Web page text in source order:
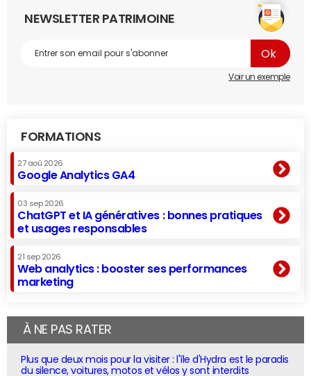
NEWSLETTER PATRIMOINE
Voir un exemple
FORMATIONS
27 aoû 2026
Google Analytics GA4
03 sep 2026
ChatGPT et IA génératives : bonnes pratiques
et usages responsables
21 sep 2026
Web analytics : booster ses performances
marketing
À NE PAS RATER
Plus que deux mois pour la visiter : l'île d'Hydra est le paradis
du silence, voitures, motos et vélos y sont interdits